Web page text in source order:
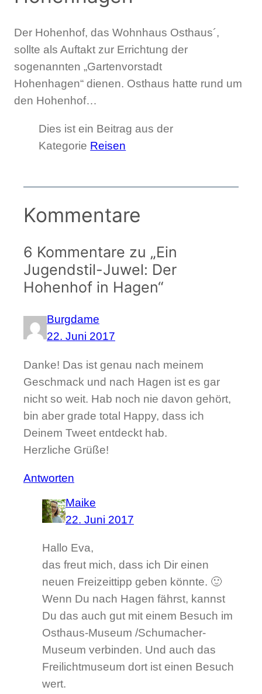
Der Hohenhof, das Wohnhaus Osthaus´,
sollte als Auftakt zur Errichtung der
sogenannten „Gartenvorstadt
Hohenhagen“ dienen. Osthaus hatte rund um
den Hohenhof…
Dies ist ein Beitrag aus der
Kategorie Reisen
Kommentare
6 Kommentare zu „Ein
Jugendstil-Juwel: Der
Hohenhof in Hagen“
Burgdame
22. Juni 2017
Danke! Das ist genau nach meinem
Geschmack und nach Hagen ist es gar
nicht so weit. Hab noch nie davon gehört,
bin aber grade total Happy, dass ich
Deinem Tweet entdeckt hab.
Herzliche Grüße!
Antworten
Maike
22. Juni 2017
Hallo Eva,
das freut mich, dass ich Dir einen
neuen Freizeittipp geben könnte. 🙂
Wenn Du nach Hagen fährst, kannst
Du das auch gut mit einem Besuch im
Osthaus-Museum /Schumacher-
Museum verbinden. Und auch das
Freilichtmuseum dort ist einen Besuch
wert.